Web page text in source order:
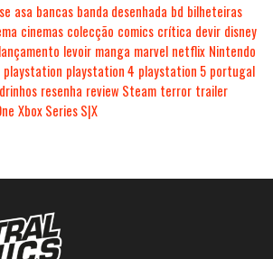
asa bancas banda desenhada bd bilheteiras
cinemas colecção comics crítica devir disney
lançamento levoir manga marvel netflix Nintendo
playstation playstation 4 playstation 5 portugal
resenha review Steam terror trailer
Xbox Series S|X